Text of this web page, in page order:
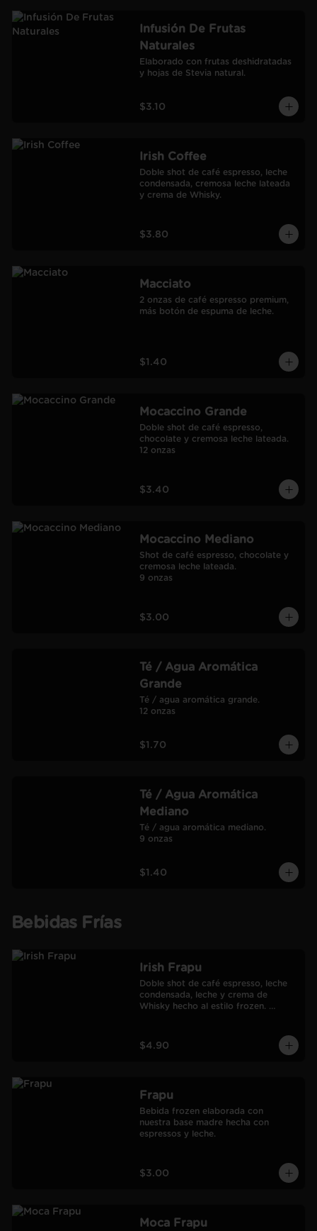
Infusión De Frutas
Naturales
Elaborado con frutas deshidratadas
y hojas de Stevia natural.
$3.10
Irish Coffee
Doble shot de café espresso, leche
condensada, cremosa leche lateada
y crema de Whisky.
$3.80
Macciato
2 onzas de café espresso premium,
más botón de espuma de leche.
$1.40
Mocaccino Grande
Doble shot de café espresso,
chocolate y cremosa leche lateada.
12 onzas
$3.40
Mocaccino Mediano
Shot de café espresso, chocolate y
cremosa leche lateada.
9 onzas
$3.00
Té / Agua Aromática
Grande
Té / agua aromática grande.
12 onzas
$1.70
Té / Agua Aromática
Mediano
Té / agua aromática mediano.
9 onzas
$1.40
Bebidas Frías
Irish Frapu
Doble shot de café espresso, leche
condensada, leche y crema de
Whisky hecho al estilo frozen.
$4.90
Frapu
Bebida frozen elaborada con
nuestra base madre hecha con
espressos y leche.
$3.00
Moca Frapu